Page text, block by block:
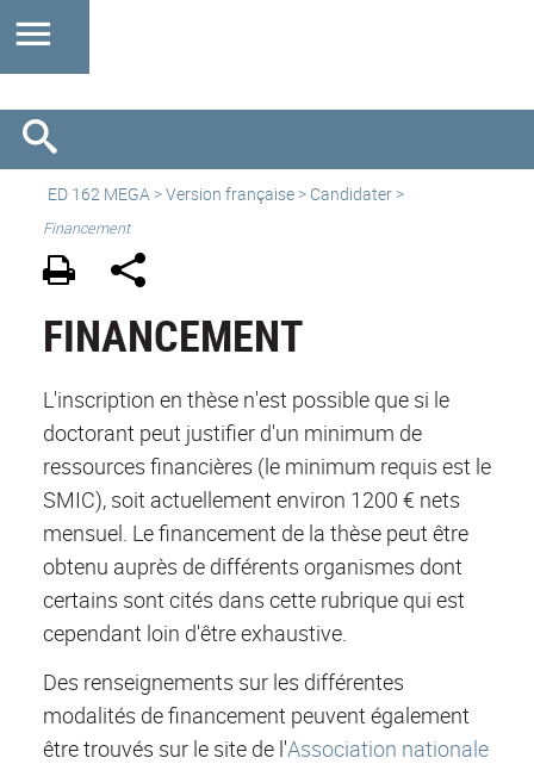
ED 162 MEGA >Version française > Candidater >
Financement
FINANCEMENT
L'inscription en thèse n'est possible que si le
doctorant peut justifier d'un minimum de
ressources financières (le minimum requis est le
SMIC), soit actuellement environ 1200 € nets
mensuel. Le financement de la thèse peut être
obtenu auprès de différents organismes dont
certains sont cités dans cette rubrique qui est
cependant loin d'être exhaustive.
Des renseignements sur les différentes
modalités de financement peuvent également
être trouvés sur le site de l'Association nationale